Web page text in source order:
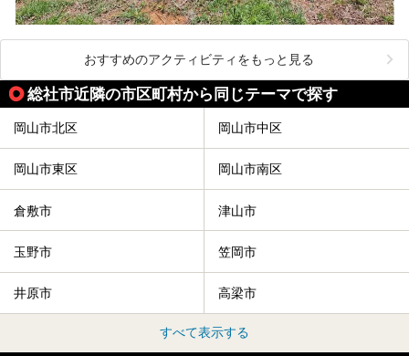
おすすめのアクティビティをもっと見る
総社市近隣の市区町村から同じテーマで探す
岡山市北区 岡山市中区
岡山市東区 岡山市南区
倉敷市 津山市
玉野市 笠岡市
井原市 高梁市
すべて表示する